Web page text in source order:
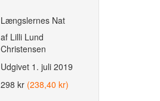
Længslernes Nat
af Lilli Lund
Christensen
Udgivet 1. juli 2019
298 kr (238,40 kr)